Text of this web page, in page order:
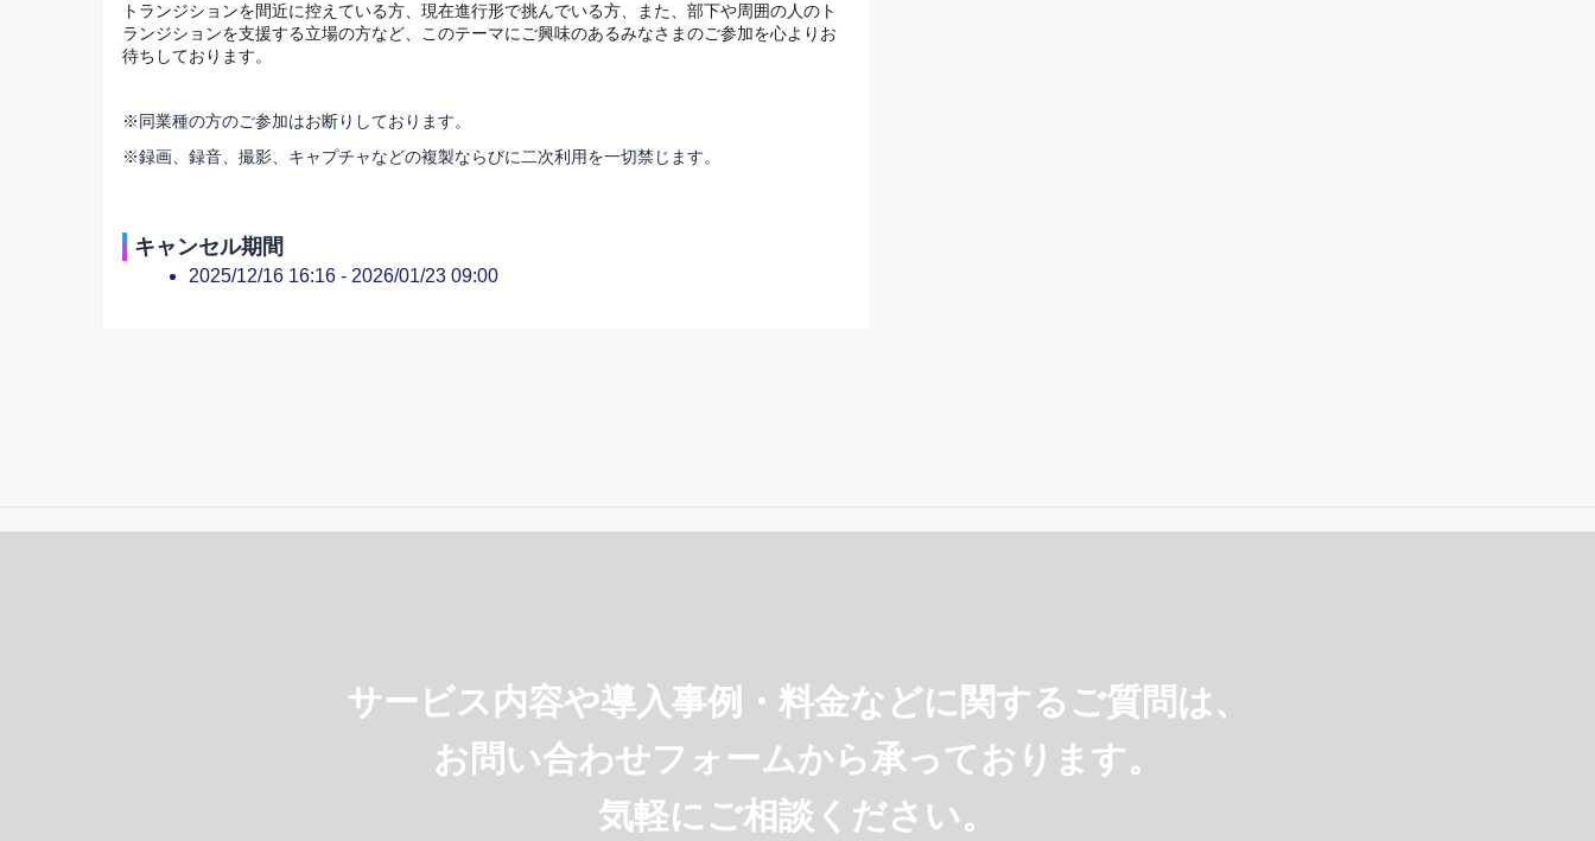
トランジションを間近に控えている方、現在進行形で挑んでいる方、また、部下や周囲の人のト
ランジションを支援する立場の方など、
このテーマにご興味のあるみなさまのご参加を心よりお
待ちしております。
※同業種の方のご参加はお断りしております。
※録画、録音、撮影、キャプチャなどの複製ならびに二次利用を一切禁じます。
キャンセル期間
2025/12/16 16:16 - 2026/01/23 09:00
サービス内容や導入事例・料金などに 関するご質問は、
お問い合わせフォームから承っております。
気軽にご相談ください。